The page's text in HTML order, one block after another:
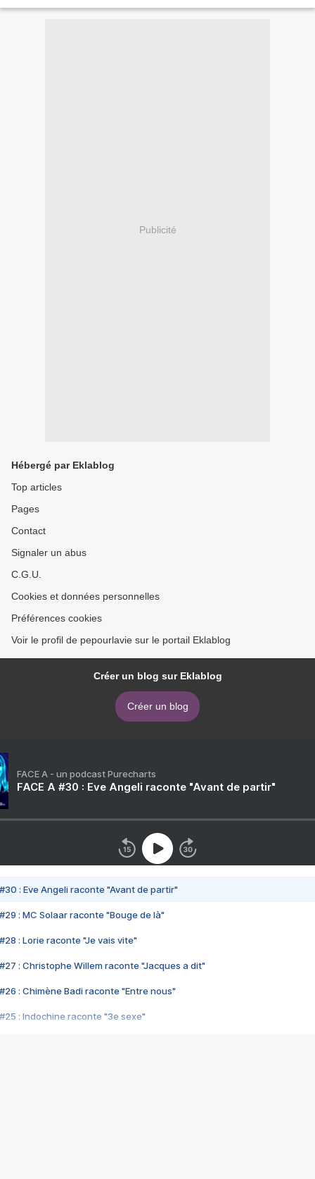
Publicité
Hébergé par Eklablog
Top articles
Pages
Contact
Signaler un abus
C.G.U.
Cookies et données personnelles
Préférences cookies
Voir le profil de pepourlavie sur le portail Eklablog
Créer un blog sur Eklablog
Créer un blog
FACE A - un podcast Purecharts
FACE A #30 : Eve Angeli raconte "Avant de partir"
#30 : Eve Angeli raconte "Avant de partir"
#29 : MC Solaar raconte "Bouge de là"
#28 : Lorie raconte "Je vais vite"
#27 : Christophe Willem raconte "Jacques a dit"
#26 : Chimène Badi raconte "Entre nous"
#25 : Indochine raconte "3e sexe"